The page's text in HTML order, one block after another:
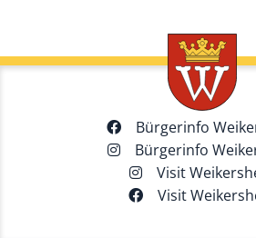
Bürgerinfo
Bürgerinfo
Visit
Visit